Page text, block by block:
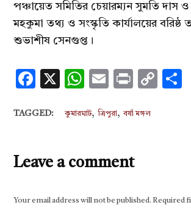
পঞ্চায়েত সমিতির চেয়ারম্যন সুমতি দাস
মহকুমা তথ্য ও সংস্কৃতি কার্যালয়ের
শুভাশীষ সেনগুপ্ত।
Facebook
X WhatsApp
EmailPrint
TAGGED: কুমারঘাট,ত্রিপুরা ,বর্ষা মঙ্গল
Leave a comment
Your email address will not be published. Required